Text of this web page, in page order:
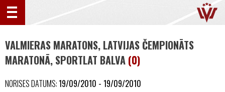
VALMIERAS MARATONS, LATVIJAS ČEMPIONĀTS
MARATONĀ, SPORTLAT BALVA (0)
NORISES DATUMS:19/09/2010 - 19/09/2010